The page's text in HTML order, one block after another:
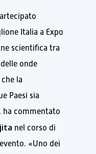
Italia a Expo
scientifica tra
onde
la
Paesi sia
ha commentato
nel corso di
«Uno dei